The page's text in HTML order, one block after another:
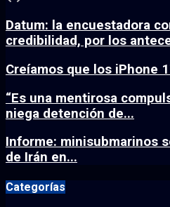
Datum: la encuestadora
credibilidad, por los
Creíamos que los iPhone
“Es una mentirosa
niega detención de...
Informe: minisubmarinos
de Irán en...
Categorías